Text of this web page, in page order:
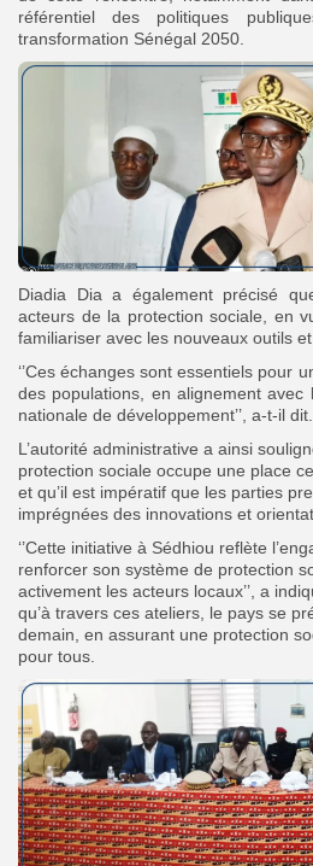
référentiel des politiques
transformation Sénégal 2050.
Diadia Dia a également précisé
acteurs de la protection sociale, en
familiariser avec les nouveaux outils et
‘’Ces échanges sont essentiels pour
des populations, en alignement avec
nationale de développement’’, a-t-il dit.
L’autorité administrative a ainsi
protection sociale occupe une place
et qu’il est impératif que les parties
imprégnées des innovations et
‘’Cette initiative à Sédhiou reflète
renforcer son système de protection
activement les acteurs locaux’’, a
qu’à travers ces ateliers, le pays se
demain, en assurant une protection
pour tous.